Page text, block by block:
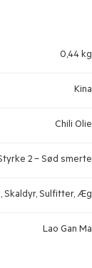
0,44 kg
Kina
Chili Olie
2 – Sød smerte
Skaldyr, Sulfitter, Æg
Lao Gan Ma